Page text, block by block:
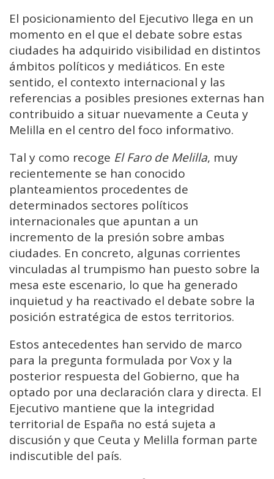
El posicionamiento del Ejecutivo llega en un
momento en el que el debate sobre estas
ciudades ha adquirido visibilidad en distintos
ámbitos políticos y mediáticos. En este
sentido, el contexto internacional y las
referencias a posibles presiones externas han
contribuido a situar nuevamente a Ceuta y
Melilla en el centro del foco informativo.
Tal y como recoge El Faro de Melilla, muy
recientemente se han conocido
planteamientos procedentes de
determinados sectores políticos
internacionales que apuntan a un
incremento de la presión sobre ambas
ciudades. En concreto, algunas corrientes
vinculadas al trumpismo han puesto sobre la
mesa este escenario, lo que ha generado
inquietud y ha reactivado el debate sobre la
posición estratégica de estos territorios.
Estos antecedentes han servido de marco
para la pregunta formulada por Vox y la
posterior respuesta del Gobierno, que ha
optado por una declaración clara y directa. El
Ejecutivo mantiene que la integridad
territorial de España no está sujeta a
discusión y que Ceuta y Melilla forman parte
indiscutible del país.